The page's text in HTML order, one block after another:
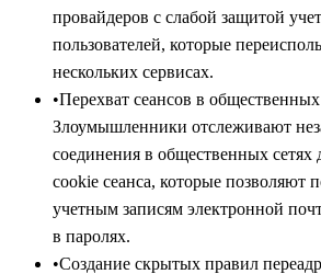
провайдеров с слабой защитой
пользователей, которые
нескольких сервисах.
•Перехват сеансов в
Злоумышленники отслеживают
соединения в общественных сетях
cookie сеанса, которые позволяют
учетным записям электронной
в паролях.
•Создание скрытых правил